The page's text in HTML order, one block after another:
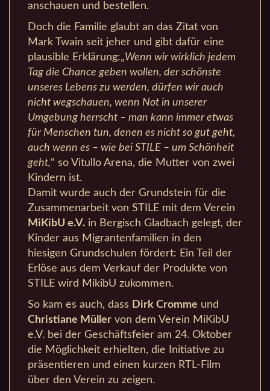
anschauen und bestellen.
Doch die Familie glaubt an das Zitat von
Mark Twain seit jeher und gibt dafür eine
plausible Erklärung:„Wenn wir wirklich jedem
Tag die Chance geben wollen, der schönste
unseres Lebens zu werden, dürfen wir auch
nicht wegschauen, wenn Not in unserer
Umgebung herrscht – man kann immer etwas
für Menschen tun, denen es nicht so gut geht,
auch wenn es – wie bei STILE – um Schönheit
geht,“ so Vitullo Arena, die Mutter von zwei
Kindern ist.
Damit wurde auch der Grundstein für die
Zusammenarbeit von STILE mit dem Verein
MiKibU e.V. in Bergisch Gladbach gelegt, der
Kinder aus Migrantenfamilien in den
hiesigen Grundschulen fördert: Ein Teil der
Erlöse aus dem Verkauf der Produkte von
STILE wird MikibU zukommen.
So kam es auch, dass Dirk Cromme und
Christiane Müller von dem Verein MiKibU
e.V. bei der Geschäftsfeier am 24. Oktober
die Möglichkeit erhielten, die Initiative zu
präsentieren und einen kurzen RTL-Film
über den Verein zu zeigen.